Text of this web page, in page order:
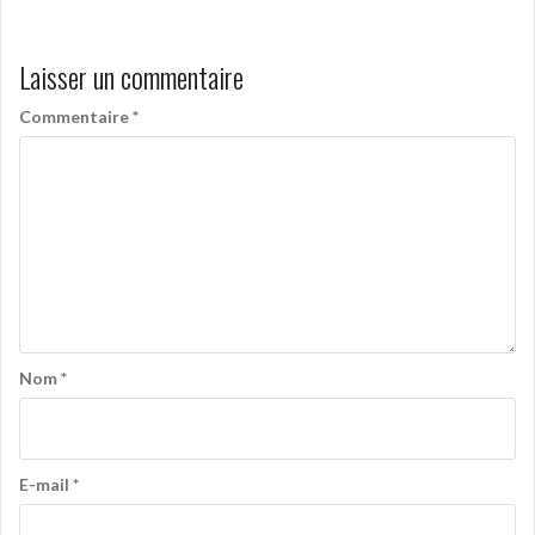
Laisser un commentaire
Commentaire*
Nom*
E-mail *